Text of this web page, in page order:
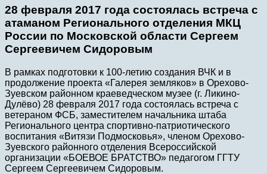
28 февраля 2017 года состоялась встреча с
атаманом Регионального отделения МКЦ
России по Московской области Сергеем
Сергеевичем Сидоровым
В рамках подготовки к 100-летию создания ВЧК и в
продолжение проекта «Галерея земляков» в Орехово-
Зуевском районном краеведческом музее (г. Ликино-
Дулёво) 28 февраля 2017 года состоялась встреча с
ветераном ФСБ, заместителем начальника штаба
Регионального центра спортивно-патриотического
воспитания «Витязи Подмосковья», членом Орехово-
Зуевского районного отделения Всероссийской
организации «БОЕВОЕ БРАТСТВО» педагогом ГГТУ
Сергеем Сергеевичем Сидоровым.